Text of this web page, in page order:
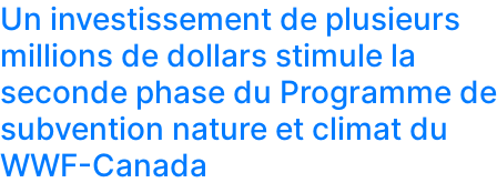
Un investissement de plusieurs
millions de dollars stimule la
seconde phase du Programme de
subvention nature et climat du
WWF-Canada